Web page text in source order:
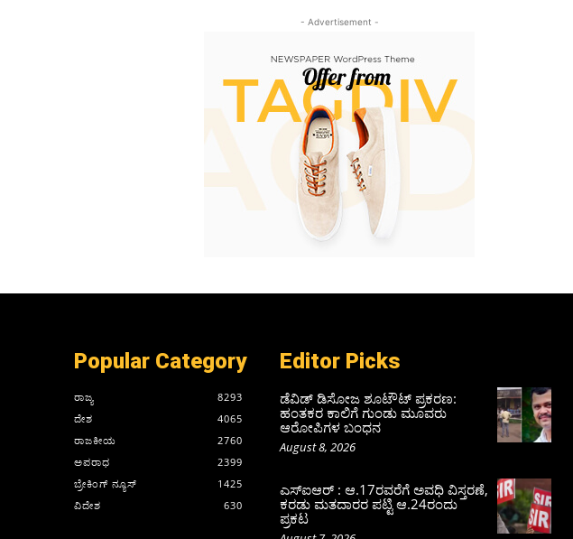
- Advertisement -
Popular Category
ರಾಜ್ಯ
8293
ದೇಶ
4065
ರಾಜಕೀಯ
2760
ಅಪರಾಧ
2399
ಬ್ರೇಕಿಂಗ್ ನ್ಯೂಸ್
1425
ವಿದೇಶ
630
Editor Picks
ಡೆವಿಡ್ ಡಿಸೋಜ ಶೂಟೌಟ್ ಪ್ರಕರಣ:
ಹಂತಕರ ಕಾಲಿಗೆ ಗುಂಡು ಮೂವರು
ಆರೋಪಿಗಳ ಬಂಧನ
August 8, 2026
ಎಸ್‌ಐಆರ್‌ : ಆ.17ರವರೆಗೆ ಅವಧಿ ವಿಸ್ತರಣೆ,
ಕರಡು ಮತದಾರರ ಪಟ್ಟಿ ಆ.24ರಂದು
ಪ್ರಕಟ